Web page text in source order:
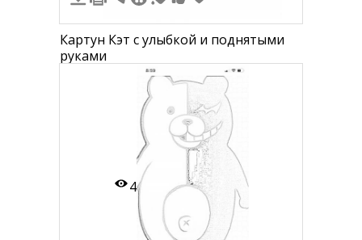
Картун Кэт с улыбкой и поднятыми
руками
4